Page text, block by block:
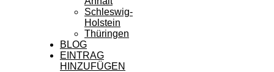
Schleswig-
Holstein
Thüringen
BLOG
EINTRAG
HINZUFÜGEN